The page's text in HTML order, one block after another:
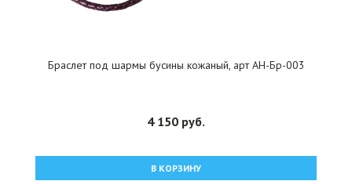
Браслет под шармы бусины кожаный, арт АН-Бр-003
4 150 руб.
В КОРЗИНУ